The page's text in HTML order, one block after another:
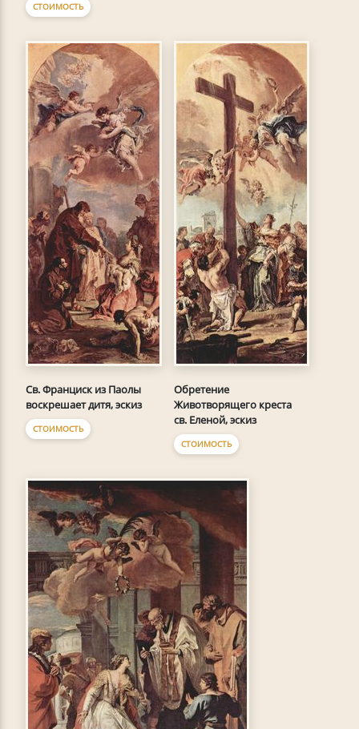
СТОИМОСТЬ
Св. Франциск из Паолы
воскрешает дитя, эскиз
СТОИМОСТЬ
Обретение
Животворящего креста
св. Еленой, эскиз
СТОИМОСТЬ